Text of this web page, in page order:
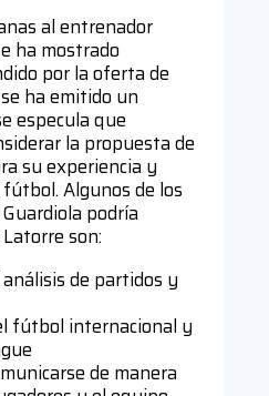
al entrenador
ha mostrado
por la oferta de
ha emitido un
especula que
la propuesta de
su experiencia y
Algunos de los
podría
son:
de partidos y
fútbol internacional y
de manera